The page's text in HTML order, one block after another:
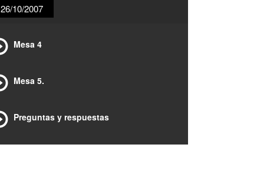
26/10/2007
Mesa 4
Mesa 5.
Preguntas y respuestas